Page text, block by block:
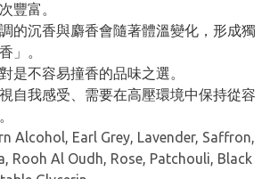
豐富。
的沉香與麝香會隨著體溫變化，形成獨
」。
是不容易撞香的品味之選。
自我感受、需要在高壓環境中保持從容
Alcohol, Earl Grey, Lavender, Saffron,
Rooh Al Oudh, Rose, Patchouli, Black